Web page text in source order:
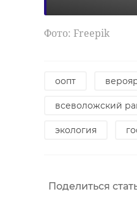
Фото: Freepik
оопт
всеволожский
экология
Поделиться